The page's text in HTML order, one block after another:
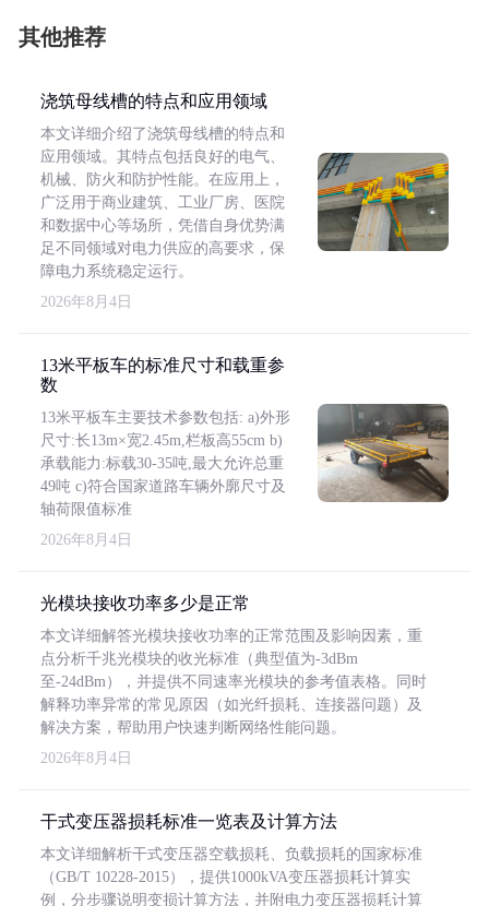
其他推荐
浇筑母线槽的特点和应用领域
本文详细介绍了浇筑母线槽的特点和
应用领域。其特点包括良好的电气、
机械、防火和防护性能。在应用上，
广泛用于商业建筑、工业厂房、医院
和数据中心等场所，凭借自身优势满
足不同领域对电力供应的高要求，保
障电力系统稳定运行。
2026年8月4日
13米平板车的标准尺寸和载重参
数
13米平板车主要技术参数包括: a)外形
尺寸:长13m×宽2.45m,栏板高55cm b)
承载能力:标载30-35吨,最大允许总重
49吨 c)符合国家道路车辆外廓尺寸及
轴荷限值标准
2026年8月4日
光模块接收功率多少是正常
本文详细解答光模块接收功率的正常范围及影响因素，重
点分析千兆光模块的收光标准（典型值为-3dBm
至-24dBm），并提供不同速率光模块的参考值表格。同时
解释功率异常的常见原因（如光纤损耗、连接器问题）及
解决方案，帮助用户快速判断网络性能问题。
2026年8月4日
干式变压器损耗标准一览表及计算方法
本文详细解析干式变压器空载损耗、负载损耗的国家标准
（GB/T 10228-2015），提供1000kVA变压器损耗计算实
例，分步骤说明变损计算方法，并附电力变压器损耗计算